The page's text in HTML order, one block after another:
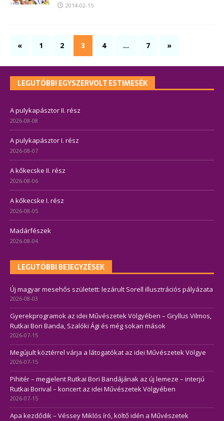
2014-02-15
« 1 2 3 4 … 7 »
LEGUTÓBBI EGYSZERVOLT ESTIMESÉK
A pulykapásztor II. rész
2026-08-08
A pulykapásztor I. rész
2026-08-07
A kőkecske II. rész
2026-08-06
A kőkecske I. rész
2026-08-05
Madárfészek
2026-08-04
LEGUTÓBBI BEJEGYZÉSEK
Új magyar mesehős született: lezárult Sorell illusztrációs pályázata
2026-08-03
Gyerekprogramok az idei Művészetek Völgyében – Gryllus Vilmos,
Rutkai Bori Banda, Szalóki Ági és még sokan mások
2026-07-15
Megújult köztérrel várja a látogatókat az idei Művészetek Völgye
2026-07-15
Pihitér – megjelent Rutkai Bori Bandájának az új lemeze – interjú
Rutkai Borival – koncert az idei Művészetek Völgyében
2026-07-15
Apa kezdődik – Véssey Miklós író, költő idén a Művészetek